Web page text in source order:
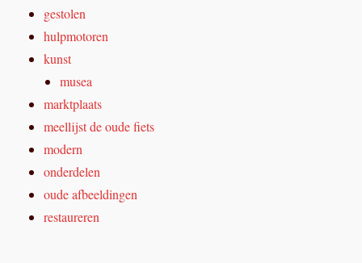
gestolen
hulpmotoren
kunst
musea
marktplaats
meellijst de oude fiets
modern
onderdelen
oude afbeeldingen
restaureren